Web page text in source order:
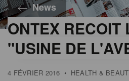
News
ONTEX RECOIT
"USINE DE
4 FÉVRIER 2016 • HEALTH &